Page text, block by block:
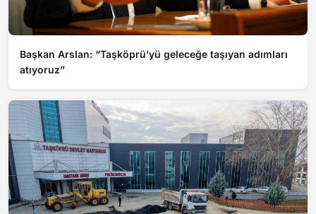
Başkan Arslan: “Taşköprü’yü geleceğe taşıyan adımları
atıyoruz”